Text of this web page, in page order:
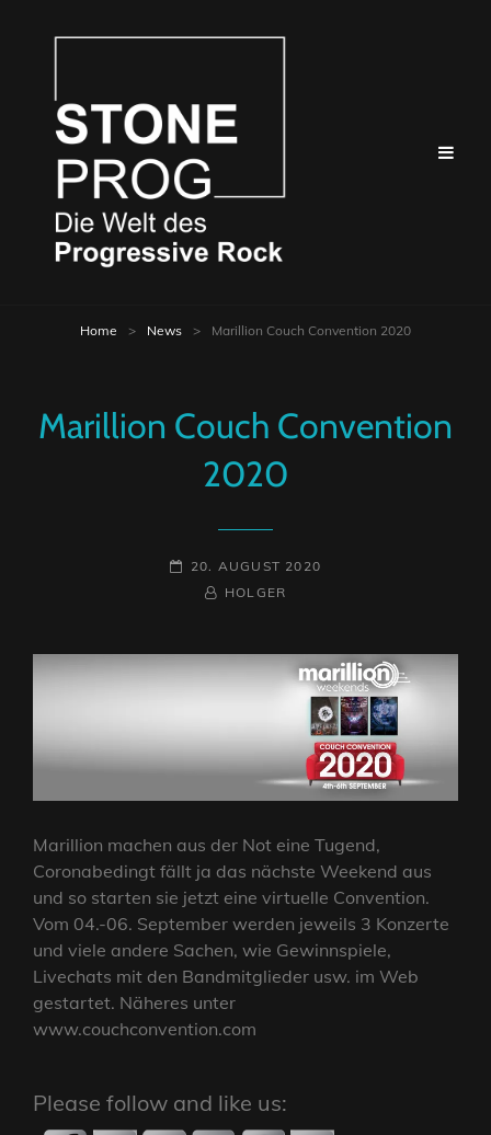
Home > News > Marillion Couch Convention 2020
Marillion Couch Convention
2020
POSTED-
20. AUGUST 2020
BY
BYLINEHOLGER
Marillion machen aus der Not eine Tugend,
Coronabedingt fällt ja das nächste Weekend aus
und so starten sie jetzt eine virtuelle Convention.
Vom 04.-06. September werden jeweils 3 Konzerte
und viele andere Sachen, wie Gewinnspiele,
Livechats mit den Bandmitglieder usw. im Web
gestartet. Näheres unter
www.couchconvention.com
Please follow and like us: